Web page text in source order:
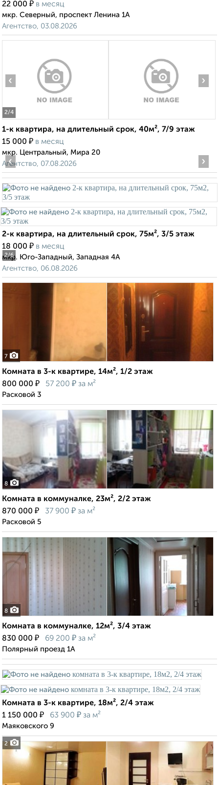
22 000 ₽ в месяц
мкр. Северный, проспект Ленина 1А
Агентство, 03.08.2026
2/4
‹ ›
1-к квартира, на длительный срок, 40м², 7/9 этаж
15 000 ₽ в месяц
мкр. Центральный, Мира 20
Агентство, 07.08.2026
2/6
‹ ›
2-к квартира, на длительный срок, 75м², 3/5 этаж
18 000 ₽ в месяц
мкр. Юго-Западный, Западная 4А
Агентство, 06.08.2026
7
Комната в 3-к квартире, 14м², 1/2 этаж
800 000 ₽ 57 200 ₽ за м²
Расковой 3
8
Комната в коммуналке, 23м², 2/2 этаж
870 000 ₽ 37 900 ₽ за м²
Расковой 5
8
Комната в коммуналке, 12м², 3/4 этаж
830 000 ₽ 69 200 ₽ за м²
Полярный проезд 1А
2
Комната в 3-к квартире, 18м², 2/4 этаж
1 150 000 ₽ 63 900 ₽ за м²
Маяковского 9